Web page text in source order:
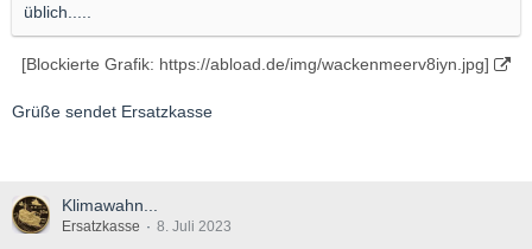
üblich.....
[Blockierte Grafik: https://abload.de/img/wackenmeerv8iyn.jpg]
Grüße sendet Ersatzkasse
Klimawahn...
Ersatzkasse 8. Juli 2023